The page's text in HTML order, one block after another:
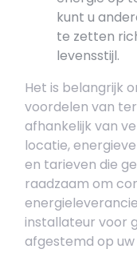
kunt u
te zetten
levensstijl.
Het is belangrijk
voordelen van
afhankelijk van
locatie,
en tarieven die
raadzaam om
installateur voor
afgestemd op uw